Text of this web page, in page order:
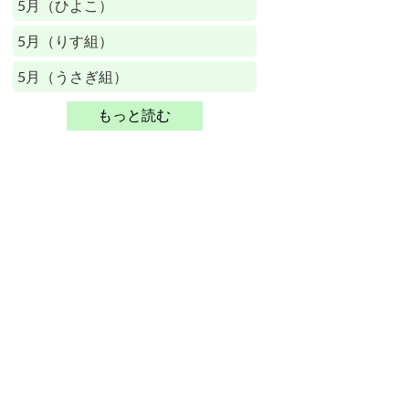
5月（ひよこ）
5月（りす組）
5月（うさぎ組）
もっと読む